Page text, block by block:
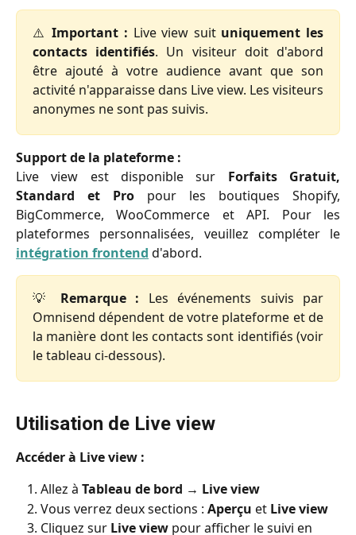
⚠️Important : Live view suit uniquement les
contacts identifiés. Un visiteur doit d'abord
être ajouté à votre audience avant que son
activité n'apparaisse dans Live view. Les visiteurs
anonymes ne sont pas suivis.
Support de la plateforme :
Live view est disponible sur Forfaits Gratuit,
Standard et Pro pour les boutiques Shopify,
BigCommerce, WooCommerce et API. Pour les
plateformes personnalisées, veuillez compléter le
intégration frontend d'abord.
💡 Remarque : Les événements suivis par
Omnisend dépendent de votre plateforme et de
la manière dont les contacts sont identifiés (voir
le tableau ci-dessous).
Utilisation de Live view
Accéder à Live view :
Allez à Tableau de bord → Live view
Vous verrez deux sections : Aperçu et Live view
Cliquez sur Live view pour afficher le suivi en